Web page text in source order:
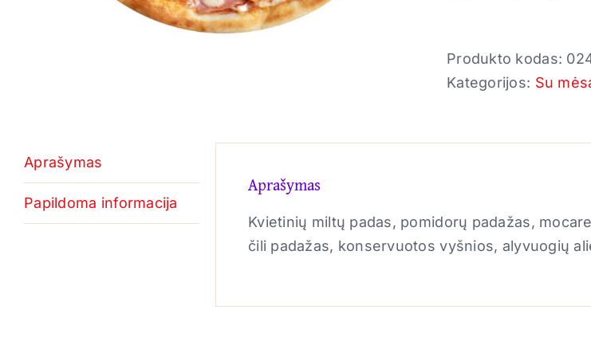
su
kumpiu
Produkto kodas:
Kategorijos: Su
Aprašymas
Papildoma informacija
Aprašymas
Kvietinių miltų padas, pomidorų padažas,
čili padažas, konservuotos vyšnios, alyvuogių